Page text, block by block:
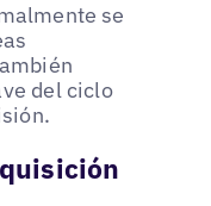
se
del ciclo